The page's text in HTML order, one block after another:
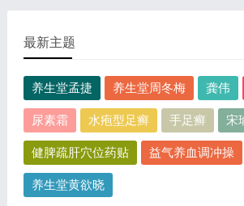
最新主题
养生堂孟捷 养生堂周冬梅 龚伟
尿素霜 水疱型足癣 手足癣 宋
健脾疏肝穴位药贴 益气养血调冲操
养生堂黄欲晓